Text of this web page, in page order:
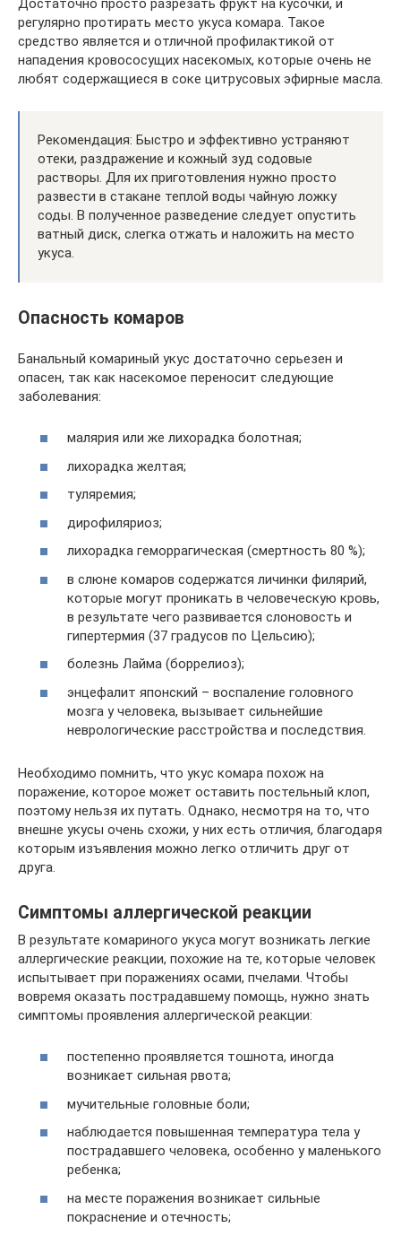
регулярно протирать место укуса комара. Такое
средство является и отличной профилактикой от
нападения кровососущих насекомых, которые очень не
любят содержащиеся в соке цитрусовых эфирные масла.
Рекомендация: Быстро и эффективно устраняют
отеки, раздражение и кожный зуд содовые
растворы. Для их приготовления нужно просто
развести в стакане теплой воды чайную ложку
соды. В полученное разведение следует опустить
ватный диск, слегка отжать и наложить на место
укуса.
Опасность комаров
Банальный комариный укус достаточно серьезен и
опасен, так как насекомое переносит следующие
заболевания:
малярия или же лихорадка болотная;
лихорадка желтая;
туляремия;
дирофиляриоз;
лихорадка геморрагическая (смертность 80 %);
в слюне комаров содержатся личинки филярий,
которые могут проникать в человеческую кровь,
в результате чего развивается слоновость и
гипертермия (37 градусов по Цельсию);
болезнь Лайма (боррелиоз);
энцефалит японский – воспаление головного
мозга у человека, вызывает сильнейшие
неврологические расстройства и последствия.
Необходимо помнить, что укус комара похож на
поражение, которое может оставить постельный клоп,
поэтому нельзя их путать. Однако, несмотря на то, что
внешне укусы очень схожи, у них есть отличия, благодаря
которым изъявления можно легко отличить друг от
друга.
Симптомы аллергической реакции
В результате комариного укуса могут возникать легкие
аллергические реакции, похожие на те, которые человек
испытывает при поражениях осами, пчелами. Чтобы
вовремя оказать пострадавшему помощь, нужно знать
симптомы проявления аллергической реакции:
постепенно проявляется тошнота, иногда
возникает сильная рвота;
мучительные головные боли;
наблюдается повышенная температура тела у
пострадавшего человека, особенно у маленького
ребенка;
на месте поражения возникает сильные
покраснение и отечность;